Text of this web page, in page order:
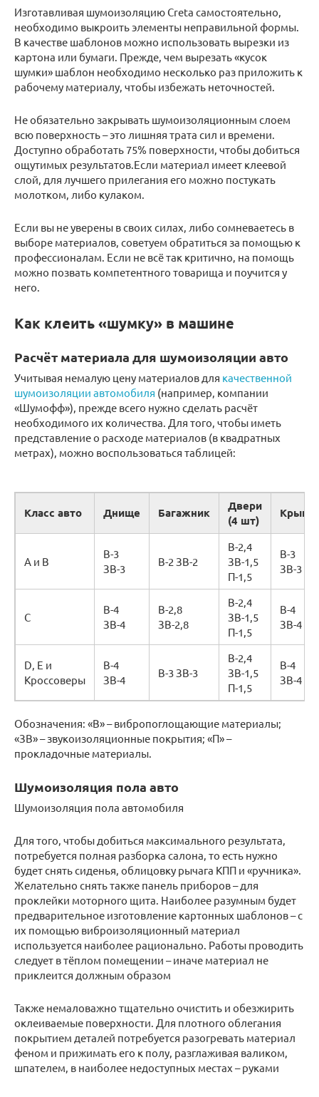
Изготавливая шумоизоляцию Creta самостоятельно,
необходимо выкроить элементы неправильной формы.
В качестве шаблонов можно использовать вырезки из
картона или бумаги. Прежде, чем вырезать «кусок
шумки» шаблон необходимо несколько раз приложить к
рабочему материалу, чтобы избежать неточностей.
Не обязательно закрывать шумоизоляционным слоем
всю поверхность – это лишняя трата сил и времени.
Доступно обработать 75% поверхности, чтобы добиться
ощутимых результатов.Если материал имеет клеевой
слой, для лучшего прилегания его можно постукать
молотком, либо кулаком.
Если вы не уверены в своих силах, либо сомневаетесь в
выборе материалов, советуем обратиться за помощью к
профессионалам. Если не всё так критично, на помощь
можно позвать компетентного товарища и поучится у
него.
Как клеить «шумку» в машине
Расчёт материала для шумоизоляции авто
Учитывая немалую цену материалов для качественной
шумоизоляции автомобиля (например, компании
«Шумофф»), прежде всего нужно сделать расчёт
необходимого их количества. Для того, чтобы иметь
представление о расходе материалов (в квадратных
метрах), можно воспользоваться таблицей:
Класс авто Днище Багажник
Двери
(4 шт)
Крыша
А и B
В-3
ЗВ-3
В-2 ЗВ-2
В-2,4
ЗВ-1,5
П-1,5
В-3
ЗВ-3
С
В-4
ЗВ-4
В-2,8
ЗВ-2,8
В-2,4
ЗВ-1,5
П-1,5
В-4
ЗВ-4
D, E и
Кроссоверы
В-4
ЗВ-4
В-3 ЗВ-3
В-2,4
ЗВ-1,5
П-1,5
В-4
ЗВ-4
Обозначения: «В» – вибропоглощающие материалы;
«ЗВ» – звукоизоляционные покрытия; «П» –
прокладочные материалы.
Шумоизоляция пола авто
Шумоизоляция пола автомобиля
Для того, чтобы добиться максимального результата,
потребуется полная разборка салона, то есть нужно
будет снять сиденья, облицовку рычага КПП и «ручника».
Желательно снять также панель приборов – для
проклейки моторного щита. Наиболее разумным будет
предварительное изготовление картонных шаблонов – с
их помощью виброизоляционный материал
используется наиболее рационально. Работы проводить
следует в тёплом помещении – иначе материал не
приклеится должным образом
Также немаловажно тщательно очистить и обезжирить
оклеиваемые поверхности. Для плотного облегания
покрытием деталей потребуется разогревать материал
феном и прижимать его к полу, разглаживая валиком,
шпателем, в наиболее недоступных местах – руками